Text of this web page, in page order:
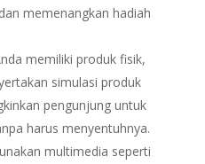
memenangkan hadiah
memiliki produk fisik,
simulasi produk
pengunjung untuk
harus menyentuhnya.
multimedia seperti